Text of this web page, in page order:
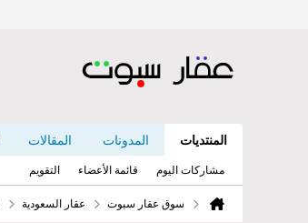
المنتديات المدونات المقالات
مشاركات اليوم قائمة الأعضاء التقويم
سوق عقار سبوت عقار السعودية